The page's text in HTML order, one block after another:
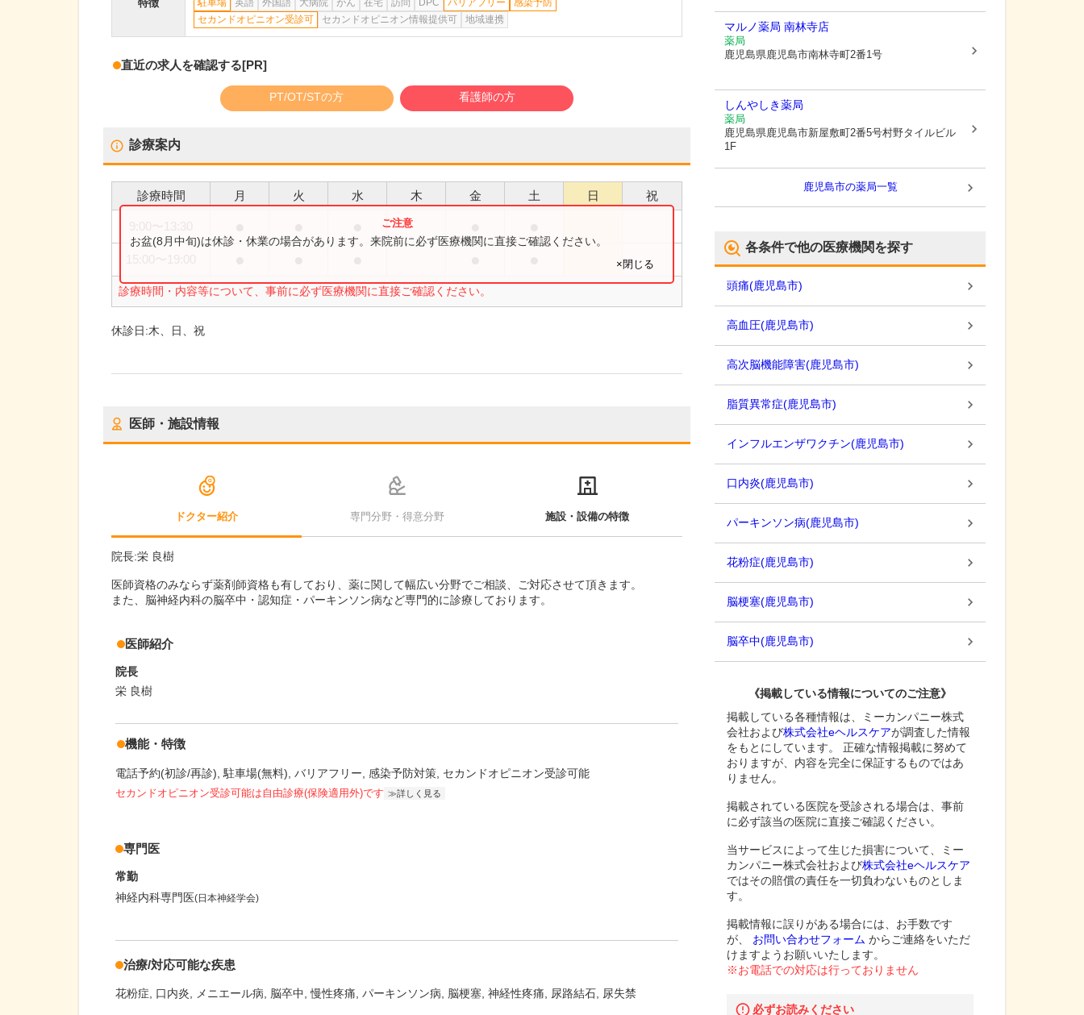
特徴
駐車場
英語 外国語 大病院 がん 在宅 訪問 DPC バリアフリー
感染予防
セカンドオピニオン受診可
セカンドオピニオン情報提供可 地域連携
直近の求人を確認する[PR]
PT/OT/STの方 看護師の方
診療案内
診療時間 月 火 水 木 金 土 日 祝
診療時間・内容等について、事前に必ず医療機関に直接ご確認ください。
お盆(8月中旬)は休診・休業の場合があります。来院前に必ず医療機関に直接ご確認ください。
×閉じる
休診日:木、日、祝
医師・施設情報
ドクター紹介 専門分野・得意分野 施設・設備の特徴
院長:栄 良樹
医師資格のみならず薬剤師資格も有しており、薬に関して幅広い分野でご相談、ご対応させて頂きます。
また、脳神経内科の脳卒中・認知症・パーキンソン病など専門的に診療しております。
医師紹介
院長
栄 良樹
機能・特徴
電話予約(初診/再診) 駐車場(無料) バリアフリー 感染予防対策 セカンドオピニオン受診可能
セカンドオピニオン受診可能は自由診療(保険適用外)です 詳しく見る
専門医
常勤
神経内科専門医(日本神経学会)
治療/対応可能な疾患
花粉症 口内炎 メニエール病 脳卒中 慢性疼痛 パーキンソン病 脳梗塞 神経性疼痛 尿路結石 尿失禁
マルノ薬局 南林寺店
薬局
鹿児島県鹿児島市南林寺町2番1号
しんやしき薬局
薬局
鹿児島県鹿児島市新屋敷町2番5号村野タイルビル
1F
鹿児島市の薬局一覧
各条件で他の医療機関を探す
頭痛(鹿児島市)
高血圧(鹿児島市)
高次脳機能障害(鹿児島市)
脂質異常症(鹿児島市)
インフルエンザワクチン(鹿児島市)
口内炎(鹿児島市)
パーキンソン病(鹿児島市)
花粉症(鹿児島市)
脳梗塞(鹿児島市)
脳卒中(鹿児島市)
《掲載している情報についてのご注意》
掲載している各種情報は、ミーカンパニー株式
会社および株式会社eヘルスケアが調査した情報
をもとにしています。 正確な情報掲載に努めて
おりますが、内容を完全に保証するものではあ
りません。
掲載されている医院を受診される場合は、事前
に必ず該当の医院に直接ご確認ください。
当サービスによって生じた損害について、ミー
カンパニー株式会社および株式会社eヘルスケア
ではその賠償の責任を一切負わないものとしま
す。
掲載情報に誤りがある場合には、お手数です
が、
お問い合わせフォーム からご連絡をいただ
けますようお願いいたします。
※お電話での対応は行っておりません
必ずお読みください